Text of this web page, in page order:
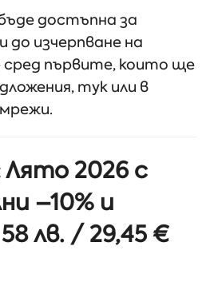
достъпна за
до изчерпване на
първите, които ще
тук или в
2026 с
–10% и
лв. / 29,45 €